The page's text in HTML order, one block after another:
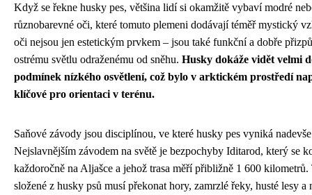
Když se řekne husky pes, většina lidí si okamžitě vybaví modré
různobarevné oči, které tomuto plemeni dodávají téměř mystický
oči nejsou jen estetickým prvkem – jsou také funkční a dobře
ostrému světlu odraženému od sněhu. Husky dokáže vidět velmi
podmínek nízkého osvětlení, což bylo v arktickém prostředí
klíčové pro orientaci v terénu.
Saňové závody jsou disciplínou, ve které husky pes vyniká
Nejslavnějším závodem na světě je bezpochyby Iditarod, který se
každoročně na Aljašce a jehož trasa měří přibližně 1 600
složené z husky psů musí překonat hory, zamrzlé řeky, husté lesy a